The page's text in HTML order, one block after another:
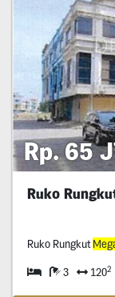
Rp. 65
Ruko
Ruko Rungkut
3 1202